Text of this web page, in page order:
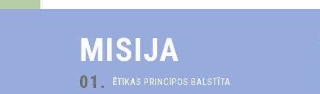
MISIJA
01.
ĒTIKAS PRINCIPOS BALSTĪTA